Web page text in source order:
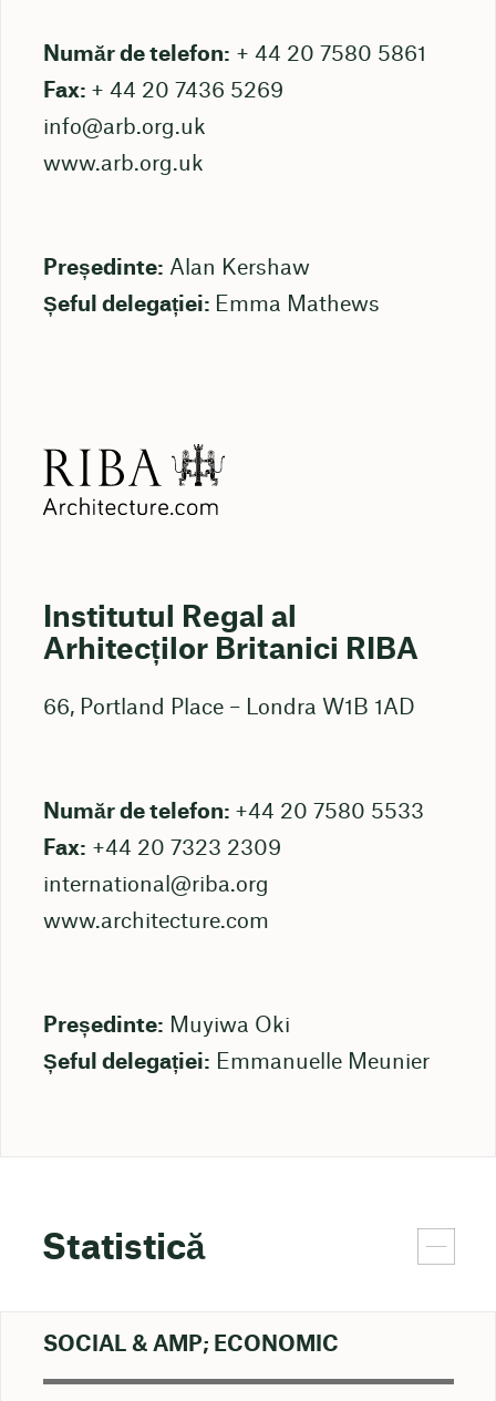
Număr de telefon: + 44 20 7580 5861
Fax: + 44 20 7436 5269
info@arb.org.uk
www.arb.org.uk
Președinte: Alan Kershaw
Șeful delegației: Emma Mathews
Institutul Regal al
Arhitecților Britanici RIBA
66, Portland Place – Londra W1B 1AD
Număr de telefon: +44 20 7580 5533
Fax: +44 20 7323 2309
international@riba.org
www.architecture.com
Președinte: Muyiwa Oki
Șeful delegației: Emmanuelle Meunier
Statistică
SOCIAL & AMP; ECONOMIC